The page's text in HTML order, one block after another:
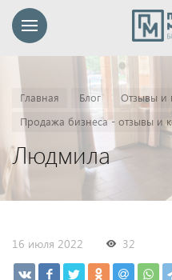
Главная Блог
Отзывы и
Продажа бизнеса - отзывы и
Людмила
16 июля 2022 32